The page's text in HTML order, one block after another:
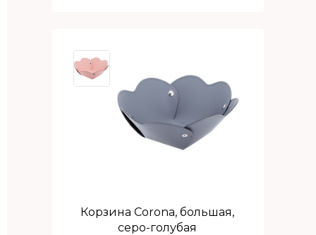
Корзина Corona, большая,
серо-голубая